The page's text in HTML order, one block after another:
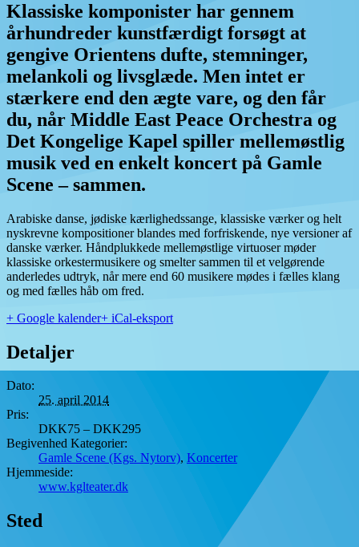
Klassiske komponister har gennem
århundreder kunstfærdigt forsøgt at
gengive Orientens dufte, stemninger,
melankoli og livsglæde. Men intet er
stærkere end den ægte vare, og den får
du, når Middle East Peace Orchestra og
Det Kongelige Kapel spiller mellemøstlig
musik ved en enkelt koncert på Gamle
Scene – sammen.
Arabiske danse, jødiske kærlighedssange, klassiske værker og helt
nyskrevne kompositioner blandes med forfriskende, nye versioner af
danske værker. Håndplukkede mellemøstlige virtuoser møder
klassiske orkestermusikere og smelter sammen til et velgørende
anderledes udtryk, når mere end 60 musikere mødes i fælles klang
og med fælles håb om fred.
+ Google kalender+ iCal-eksport
Detaljer
Dato:
25. april 2014
Pris:
DKK75 – DKK295
Begivenhed Kategorier:
Gamle Scene (Kgs. Nytorv), Koncerter
Hjemmeside:
www.kglteater.dk
Sted